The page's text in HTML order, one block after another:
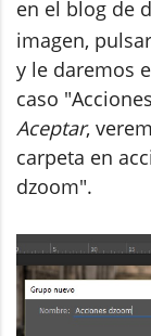
en el blog de
imagen,
y le daremos
caso
Aceptar,
carpeta en
dzoom".